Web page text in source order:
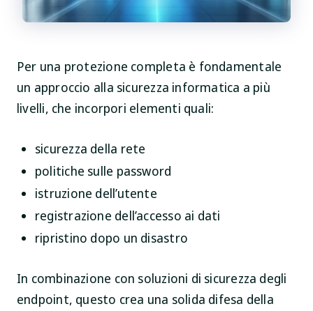
Per una protezione completa è fondamentale
un approccio alla sicurezza informatica a più
livelli, che incorpori elementi quali:
sicurezza della rete
politiche sulle password
istruzione dell’utente
registrazione dell’accesso ai dati
ripristino dopo un disastro
In combinazione con soluzioni di sicurezza degli
endpoint, questo crea una solida difesa della